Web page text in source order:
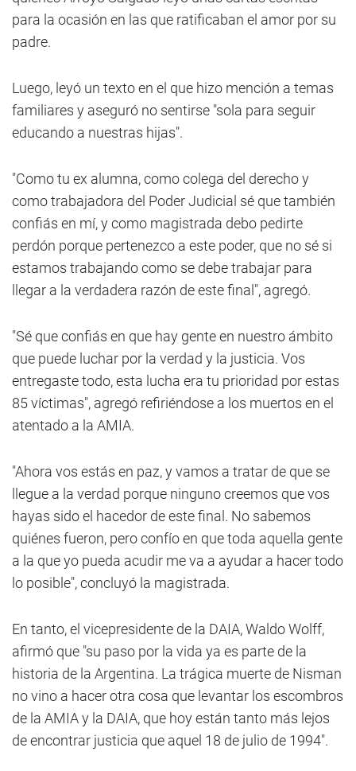
para la ocasión en las que ratificaban el amor por su
padre.
Luego, leyó un texto en el que hizo mención a temas
familiares y aseguró no sentirse "sola para seguir
educando a nuestras hijas".
"Como tu ex alumna, como colega del derecho y
como trabajadora del Poder Judicial sé que también
confiás en mí, y como magistrada debo pedirte
perdón porque pertenezco a este poder, que no sé si
estamos trabajando como se debe trabajar para
llegar a la verdadera razón de este final", agregó.
"Sé que confiás en que hay gente en nuestro ámbito
que puede luchar por la verdad y la justicia. Vos
entregaste todo, esta lucha era tu prioridad por estas
85 víctimas", agregó refiriéndose a los muertos en el
atentado a la AMIA.
"Ahora vos estás en paz, y vamos a tratar de que se
llegue a la verdad porque ninguno creemos que vos
hayas sido el hacedor de este final. No sabemos
quiénes fueron, pero confío en que toda aquella gente
a la que yo pueda acudir me va a ayudar a hacer todo
lo posible", concluyó la magistrada.
En tanto, el vicepresidente de la DAIA, Waldo Wolff,
afirmó que "su paso por la vida ya es parte de la
historia de la Argentina. La trágica muerte de Nisman
no vino a hacer otra cosa que levantar los escombros
de la AMIA y la DAIA, que hoy están tanto más lejos
de encontrar justicia que aquel 18 de julio de 1994".